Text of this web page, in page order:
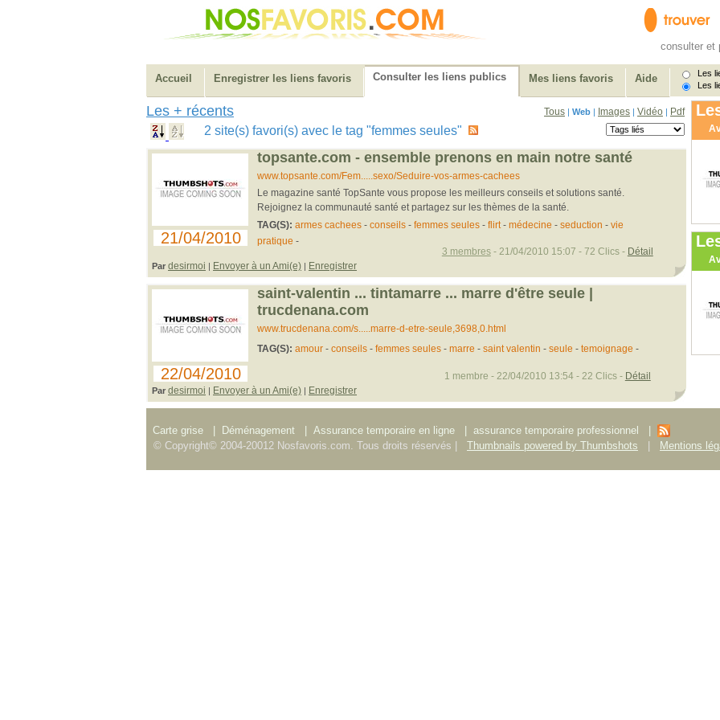
consulter et
Accueil Enregistrer les liens favoris Consulter les liens publics Mes liens favoris Aide
Les
Les
Les + récents Tous | Web | Images | Vidéo | Pdf
2 site(s) favori(s) avec le tag "femmes seules"
21/04/2010
topsante.com - ensemble prenons en main notre santé
www.topsante.com/Fem.....sexo/Seduire-vos-armes-cachees
Le magazine santé TopSante vous propose les meilleurs conseils et solutions santé.
Rejoignez la communauté santé et partagez sur les thèmes de la santé.
TAG(S): armes cachees- conseils- femmes seules- flirt- médecine - seduction - vie
pratique -
Par desirmoi | Envoyer à un Ami(e) | Enregistrer
3 membres- 21/04/2010 15:07 - 72 Clics - Détail
22/04/2010
saint-valentin ... tintamarre ... marre d'être seule |
trucdenana.com
www.trucdenana.com/s.....marre-d-etre-seule,3698,0.html
TAG(S): amour- conseils- femmes seules- marre - saint valentin - seule - temoignage -
Par desirmoi | Envoyer à un Ami(e) | Enregistrer
1 membre - 22/04/2010 13:54 - 22 Clics - Détail
Carte grise Déménagement Assurance temporaire en ligne assurance temporaire professionnel
© Copyright© 2004-20012 Nosfavoris.com. Tous droits réservés |
Thumbnails powered by Thumbshots Mentions